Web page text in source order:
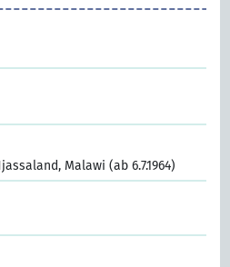
Malawi (ab 6.7.1964)